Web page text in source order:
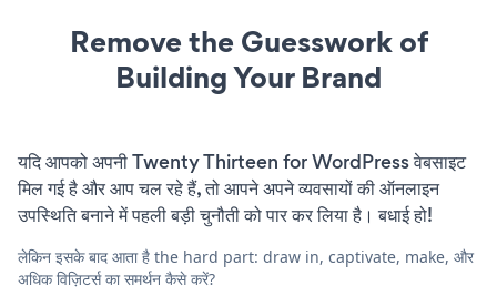
Remove the Guesswork of
Building Your Brand
यदि आपको अपनी Twenty Thirteen for WordPress वेबसाइट
मिल गई है और आप चल रहे हैं, तो आपने अपने व्यवसायों की ऑनलाइन
उपस्थिति बनाने में पहली बड़ी चुनौती को पार कर लिया है। बधाई हो!
लेकिन इसके बाद आता है the hard part: draw in, captivate, make, और
अधिक विज़िटर्स का समर्थन कैसे करें?